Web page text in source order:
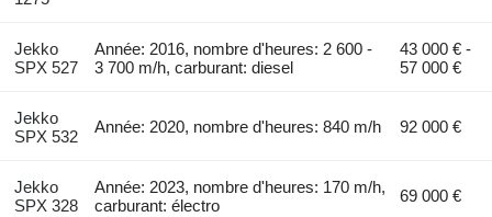
Jekko
SPX 527
Année: 2016, nombre d'heures: 2 600 -
3 700 m/h, carburant: diesel
43 000 € -
57 000 €
Jekko
SPX 532
Année: 2020, nombre d'heures: 840 m/h 92 000 €
Jekko
SPX 328
Année: 2023, nombre d'heures: 170 m/h,
carburant: électro
69 000 €